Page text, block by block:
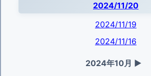
2024/11/20
2024/11/19
2024/11/16
2024年10月 ▶